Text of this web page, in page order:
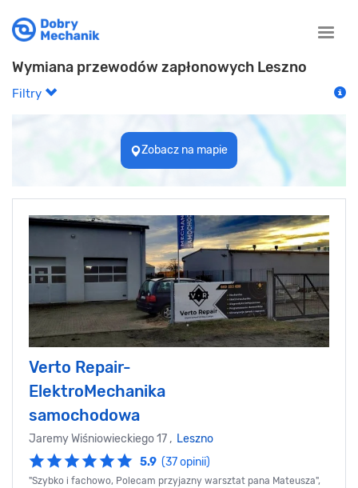
Toggle
Wymiana przewodów zapłonowych Leszno
Filtry
Zobacz na mapie
Verto Repair-
ElektroMechanika
samochodowa
Jaremy Wiśniowieckiego 17 , Leszno
5.9 (37 opinii)
"Szybko i fachowo, Polecam przyjazny warsztat pana Mateusza",